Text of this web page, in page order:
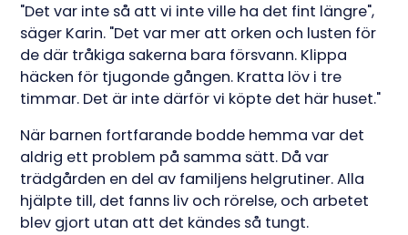
"Det var inte så att vi inte ville ha det fint längre",
säger Karin. "Det var mer att orken och lusten för
de där tråkiga sakerna bara försvann. Klippa
häcken för tjugonde gången. Kratta löv i tre
timmar. Det är inte därför vi köpte det här huset."
När barnen fortfarande bodde hemma var det
aldrig ett problem på samma sätt. Då var
trädgården en del av familjens helgrutiner. Alla
hjälpte till, det fanns liv och rörelse, och arbetet
blev gjort utan att det kändes så tungt.